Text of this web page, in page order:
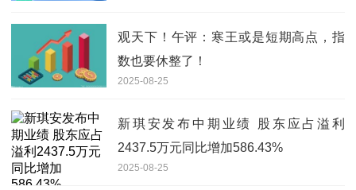
观天下！午评：寒王或是短期高点，指
数也要休整了！
2025-08-25
新琪安发布中期业绩 股东应占溢利
2437.5万元同比增加586.43%
2025-08-25